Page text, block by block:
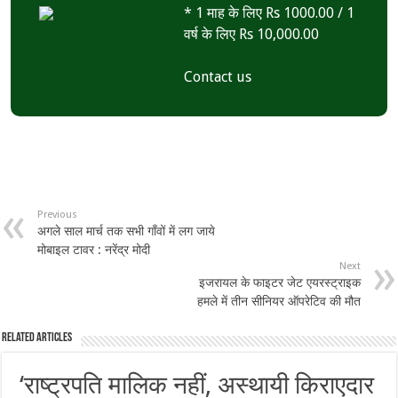
* 1 माह के लिए Rs 1000.00 / 1
वर्ष के लिए Rs 10,000.00
Contact us
Previous
अगले साल मार्च तक सभी गाँवों में लग जाये
मोबाइल टावर : नरेंद्र मोदी
Next
इजरायल के फाइटर जेट एयरस्ट्राइक
हमले में तीन सीनियर ऑपरेटिव की मौत
Related Articles
‘राष्ट्रपति मालिक नहीं, अस्थायी किराएदार